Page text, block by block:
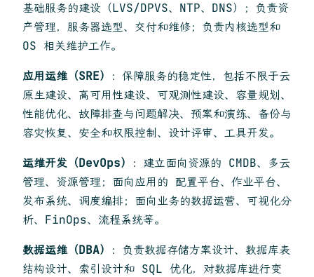
基础服务的建设（LVS/DPVS、NTP、DNS）；负责资
产管理，服务器选型、交付和维修；负责内核选型和
OS 相关维护工作。
应用运维（SRE）
：保障服务的稳定性，包括不限于云
原生建设、高可用性建设、可观测性建设、容量规划、
性能优化、故障排查与问题解决、预案和演练、备份与
容灾恢复、安全和权限控制、设计评审、工具开发。
运维开发（DevOps）
：建立面向资源的 CMDB、多云
管理、资源管理；面向应用的 配置平台、作业平台、
发布系统、调度编排；面向业务的数据运营、可视化分
析、FinOps、流程系统等。
数据运维（DBA）
：负责数据存储方案设计、数据库表
结构设计、索引设计和 SQL 优化，对数据库进行变